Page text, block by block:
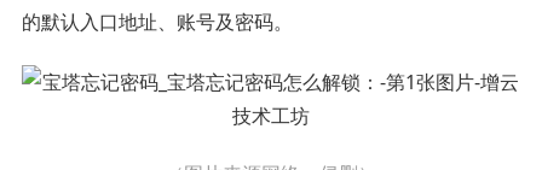
的默认入口地址、账号及密码。